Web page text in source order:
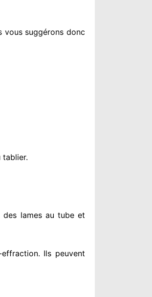
vous suggérons donc
tablier.
lames au tube et
Ils peuvent